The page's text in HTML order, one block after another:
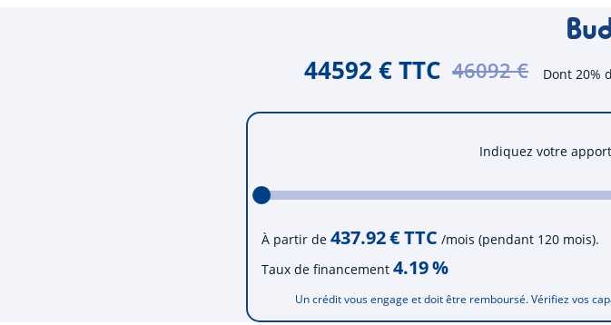
44592 € TTC 46092 € Dont 20%
Indiquez votre apport
À partir de 437.92€ TTC /mois (pendant 120 mois).
Taux de financement 4.19%
Un crédit vous engage et doit être remboursé. Vérifiez vos